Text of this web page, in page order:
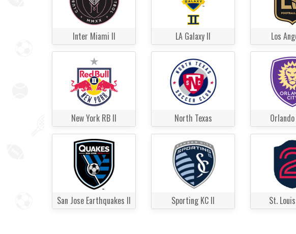
Inter Miami II LA Galaxy II Los
New York RB II North Texas
San Jose Earthquakes II Sporting KC II St.